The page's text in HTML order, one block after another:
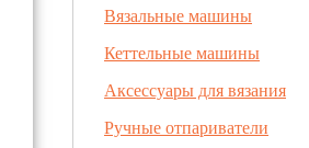
Вязальные машины
Кеттельные машины
Аксессуары для вязания
Ручные отпариватели